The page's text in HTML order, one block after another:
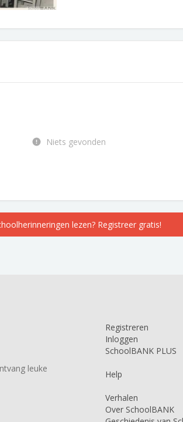
Niets gevonden
lezen? Registreer gratis!
leuke
Registreren
Inloggen
SchoolBANK PLUS
Help
Verhalen
Over SchoolBANK